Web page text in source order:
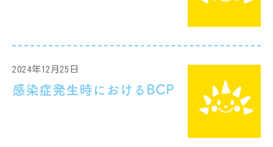
2024年12月25日
感染症発生時におけるBCP